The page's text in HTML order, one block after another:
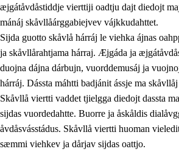
3.1 Sebrudahtte oahppambirás
3.2 Åhpadibme ja hiebadum åhpadus
3.3 Aktisasjbarggo sijda ja skåvlå
3.4 Åhpadus åhpadusvidnudagán ja
Profesjåvnåaktisasjvuohta ja
æjgátåvdåstiddje vierttiji oadtju dajt diedojt
mánáj skåvllåárggabiejvev vájkkudahttet.
Sijda guotto skåvlå hárráj le viehka ájnas
ja skåvllårahtjama hárraj. Æjgáda ja
duojna dájna dárbujn, vuorddemusáj ja
hárráj. Dássta máhtti badjánit ássje ma
Skåvllå viertti vaddet tjielgga diedojt dassta
sijdas vuordedahtte. Buorre ja åskåldis
åvdåsvásstádus. Skåvllå viertti huoman
sæmmi viehkev ja dårjav sijdas oattjo.